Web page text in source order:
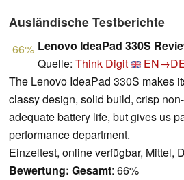
Ausländische Testberichte
66% Lenovo IdeaPad 330S
Quelle: Think Digit
The Lenovo IdeaPad 330S makes
classy design, solid build, crisp
adequate battery life, but gives us
performance department.
Einzeltest, online verfügbar, Mittel,
Bewertung: Gesamt: 66%